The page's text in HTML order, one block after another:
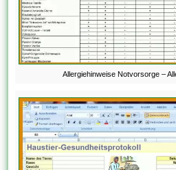
Allergiehinweise Notvorsorge –